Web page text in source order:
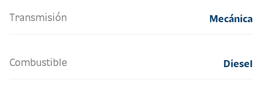
Transmisión Mecánica
Combustible Diesel